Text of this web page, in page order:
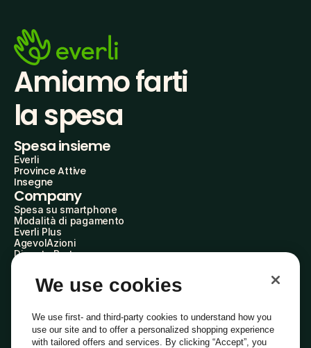
Amiamo farti
la spesa
Spesa insieme
Everli
Province Attive
Insegne
Company
Spesa su smartphone
Modalità di pagamento
Everli Plus
AgevolAzioni
Diventa Partner
Everli Shoppers
About Us
Everli News
Domande frequenti
Lavora con noi
We use cookies
We use first- and third-party cookies to understand how you
use our site and to offer a personalized shopping experience
with tailored offers and services. By clicking “Accept”, you